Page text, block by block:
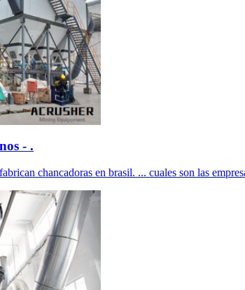
- .
chancadoras en brasil. ... cuales son las